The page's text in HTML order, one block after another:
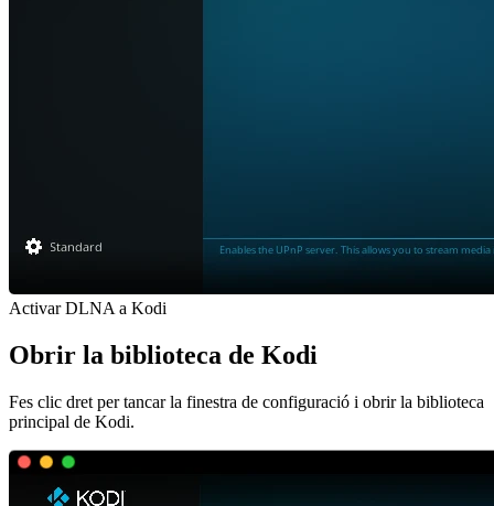
Activar DLNA a Kodi
Obrir la biblioteca de Kodi
Fes clic dret per tancar la finestra de configuració i obrir la biblioteca
principal de Kodi.